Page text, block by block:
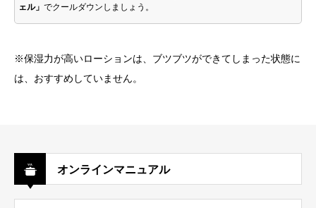
ェル」 でクールダウンしましょう。
※保湿力が高いローションは、ブツブツができてしまった状態に
は、おすすめしていません。
オンラインマニュアル